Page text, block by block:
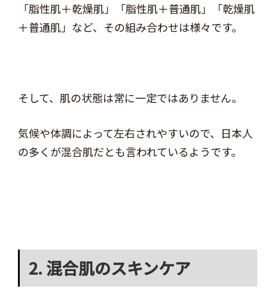
「脂性肌＋乾燥肌」「脂性肌＋普通肌」「乾燥肌
＋普通肌」など、その組み合わせは様々です。
そして、肌の状態は常に一定ではありません。
気候や体調によって左右されやすいので、日本人
の多くが混合肌だとも言われているようです。
2. 混合肌のスキンケア